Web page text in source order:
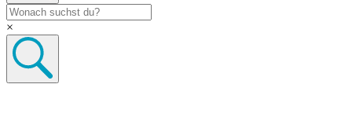
×